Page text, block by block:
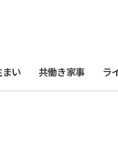
い 共働き家事 ラ